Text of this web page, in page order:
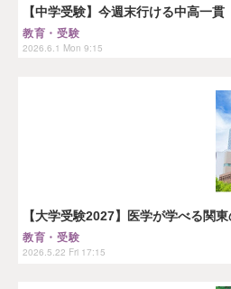
【中学受験】今週末行ける中高一
教育・受験
2026.6.1 Mon 9:15
【大学受験2027】医学が学べる関
教育・受験
2026.5.22 Fri 17:15